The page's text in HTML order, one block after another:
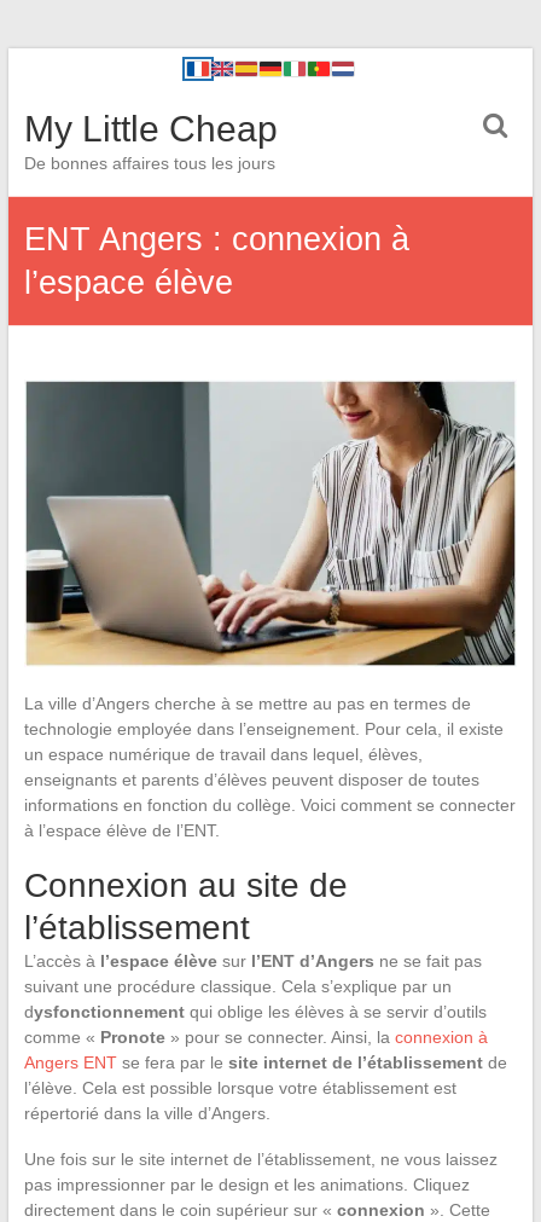
My Little Cheap
De bonnes affaires tous les jours
ENT Angers : connexion à
l’espace élève
La ville d’Angers cherche à se mettre au pas en termes de
technologie employée dans l’enseignement. Pour cela, il existe
un espace numérique de travail dans lequel, élèves,
enseignants et parents d’élèves peuvent disposer de toutes
informations en fonction du collège. Voici comment se connecter
à l’espace élève de l’ENT.
Connexion au site de
l’établissement
L’accès à l’espace élèvesur l’ENT d’Angers ne se fait pas
suivant une procédure classique. Cela s’explique par un
dysfonctionnement qui oblige les élèves à se servir d’outils
comme « Pronote » pour se connecter. Ainsi, la connexion à
Angers ENTse fera par le site internet de l’établissementde
l’élève. Cela est possible lorsque votre établissement est
répertorié dans la ville d’Angers.
Une fois sur le site internet de l’établissement, ne vous laissez
pas impressionner par le design et les animations. Cliquez
directement dans le coin supérieur sur « connexion ». Cette